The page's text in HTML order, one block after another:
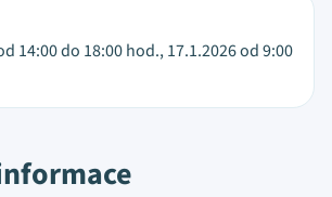
14:00 do 18:00 hod., 17.1.2026 od 9:00